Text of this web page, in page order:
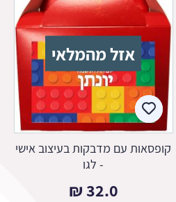
אזל מהמלאי
קופסאות עם מדבקות בעיצוב אישי
- לגו
32.0
₪